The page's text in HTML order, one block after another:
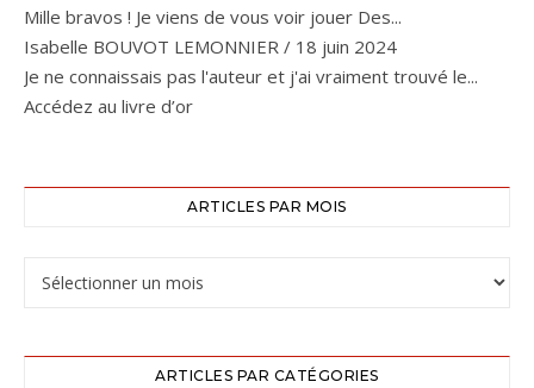
Mille bravos ! Je viens de vous voir jouer Des...
Isabelle BOUVOT LEMONNIER / 18 juin 2024
Je ne connaissais pas l'auteur et j'ai vraiment trouvé le...
Accédez au livre d’or
ARTICLES PAR MOIS
ARTICLES PAR CATÉGORIES